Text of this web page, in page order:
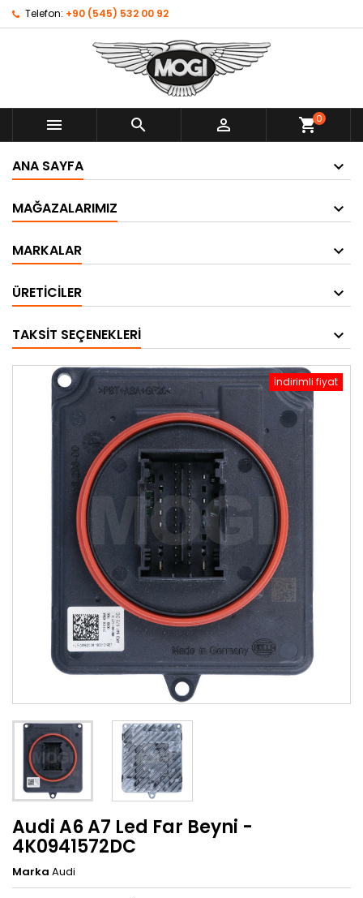
Telefon: +90 (545) 532 00 92
   shopping_cart0
ANA SAYFA
MAĞAZALARIMIZ
MARKALAR
ÜRETICILER
TAKSIT SEÇENEKLERI
İndirimli fiyat
Audi A6 A7 Led Far Beyni -
4K0941572DC
Marka Audi